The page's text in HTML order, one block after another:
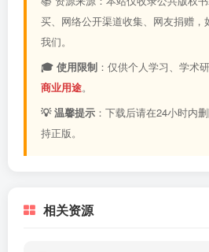
买、网络公开渠道收集、网友捐赠
我们。
🎓 使用限制 ：仅供个人学习、学术
商业用途。
💡 温馨提示 ：下载后请在24小时内
持正版。
相关资源